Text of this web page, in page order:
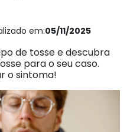
em:05/11/2025
de tosse e descubra
para o seu caso.
o sintoma!